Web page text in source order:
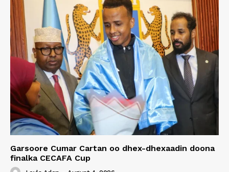
Garsoore Cumar Cartan oo dhex-dhexaadin doona
finalka CECAFA Cup